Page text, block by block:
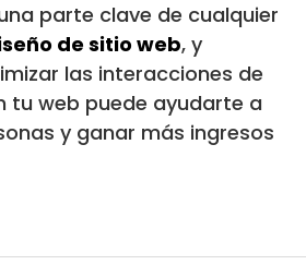
parte clave de cualquier
de sitio web, y
las interacciones de
tu web puede ayudarte a
y ganar más ingresos